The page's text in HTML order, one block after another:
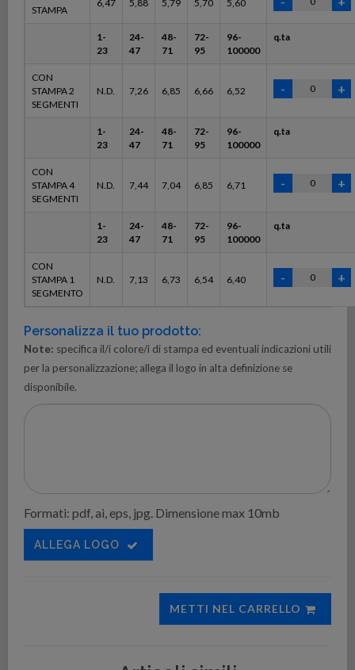
STAMPA
6,47 5,88 5,79 5,70 5,60
1-
23
24-
47
48-
71
72-
95
96-
100000
q.ta
CON
STAMPA 2
SEGMENTI
N.D. 7,26 6,85 6,66 6,52
1-
23
24-
47
48-
71
72-
95
96-
100000
q.ta
CON
STAMPA 4
SEGMENTI
N.D. 7,44 7,04 6,85 6,71
1-
23
24-
47
48-
71
72-
95
96-
100000
q.ta
CON
STAMPA 1
SEGMENTO
N.D. 7,13 6,73 6,54 6,40
Personalizza il tuo prodotto:
Note: specifica il/i colore/i di stampa ed eventuali indicazioni utili
per la personalizzazione; allega il logo in alta definizione se
disponibile.
Formati: pdf, ai, eps, jpg. Dimensione max 10mb
ALLEGA LOGO
METTI NEL CARRELLO